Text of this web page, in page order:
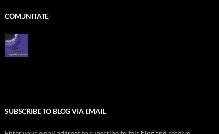
COMUNITATE
SUBSCRIBE TO BLOG VIA EMAIL